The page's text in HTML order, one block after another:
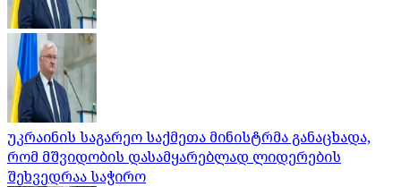
უკრაინის საგარეო საქმეთა მინისტრმა განაცხადა,
რომ მშვიდობის დასამყარებლად ლიდერების
შეხვედრაა საჭირო